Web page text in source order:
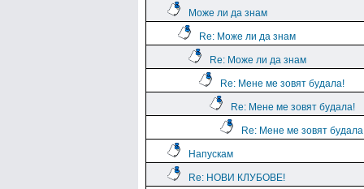
Може ли да знам
Re: Може ли да знам
Re: Може ли да знам
Re: Мене ме зовят будала!
Re: Мене ме зовят будала!
Re: Мене ме зовят
Напускам
Re: НОВИ КЛУБОВЕ!